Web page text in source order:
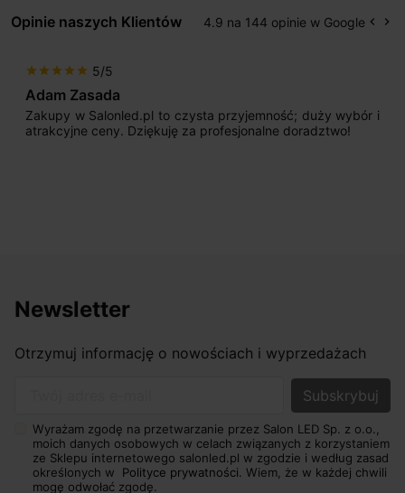
Opinie naszych Klientów 4.9 na 144 opinie w Google keyboard_arrow_left keyboard_arrow_right
star star star star star 5/5
Adam Zasada
Zakupy w Salonled.pl to czysta przyjemność; duży wybór i
atrakcyjne ceny. Dziękuję za profesjonalne doradztwo!
Newsletter
Otrzymuj informację o nowościach i wyprzedażach
Wyrażam zgodę na przetwarzanie przez Salon LED Sp. z o.o.,
moich danych osobowych w celach związanych z korzystaniem
ze Sklepu internetowego salonled.pl w zgodzie i według zasad
określonych w Polityce prywatności. Wiem, że w każdej chwili
mogę odwołać zgodę.